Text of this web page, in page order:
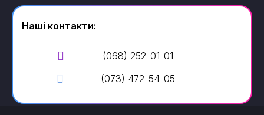
Наші контакти:
(068) 252-01-01
(073) 472-54-05